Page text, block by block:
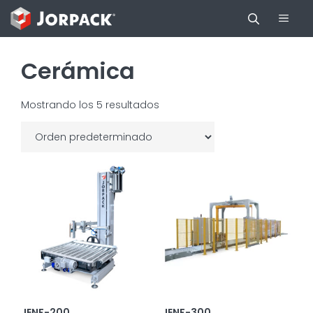
Saltar
contenido
Cerámica
Mostrando los 5 resultados